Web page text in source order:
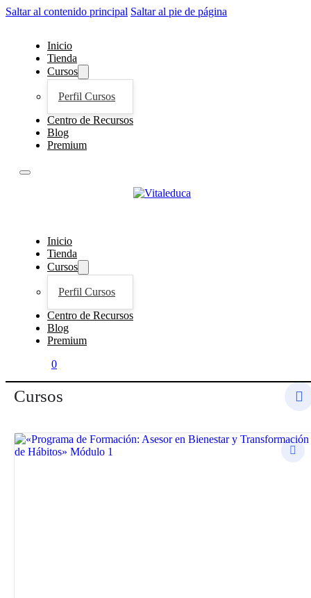
Saltar al contenido principal Saltar al pie de página
Inicio
Tienda
Cursos
Perfil Cursos
Centro de Recursos
Blog
Premium
Inicio
Tienda
Cursos
Perfil Cursos
Centro de Recursos
Blog
Premium
0
Cursos